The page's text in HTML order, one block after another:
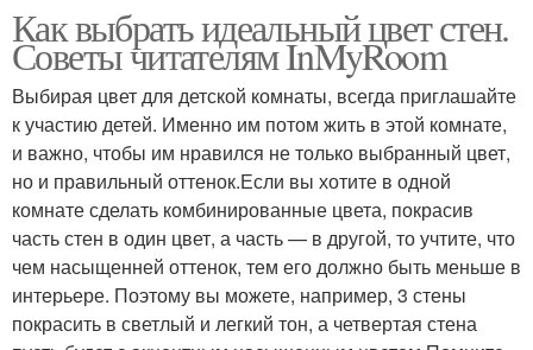
Как выбрать идеальный цвет стен.
Советы читателям InMyRoom
Выбирая цвет для детской комнаты, всегда приглашайте
к участию детей. Именно им потом жить в этой комнате,
и важно, чтобы им нравился не только выбранный цвет,
но и правильный оттенок.Если вы хотите в одной
комнате сделать комбинированные цвета, покрасив
часть стен в один цвет, а часть — в другой, то учтите, что
чем насыщенней оттенок, тем его должно быть меньше в
интерьере. Поэтому вы можете, например, 3 стены
покрасить в светлый и легкий тон, а четвертая стена